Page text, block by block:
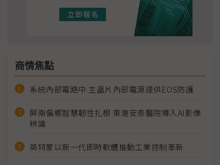
商情焦點
系統內部電路中 主晶片內部電源提供EOS防護
屏南偏鄉智慧韌性扎根 東港安泰醫院導入AI影像
辨識
英特蒙以新一代即時軟體推動工業控制革新